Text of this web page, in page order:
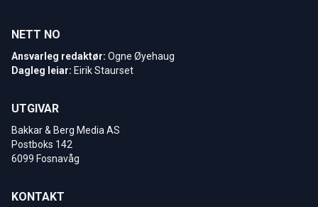
NETT NO
Ansvarleg redaktør: Ogne Øyehaug
Dagleg leiar: Eirik Staurset
UTGIVAR
Bakkar & Berg Media AS
Postboks 142
6099 Fosnavåg
KONTAKT